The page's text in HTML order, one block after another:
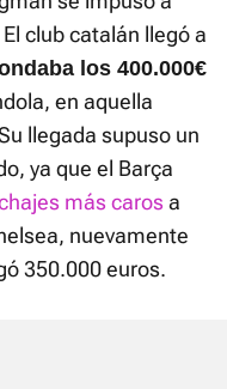
club catalán llegó a
los 400.000€
en aquella
llegada supuso un
ya que el Barça
más carosa
nuevamente
350.000 euros.